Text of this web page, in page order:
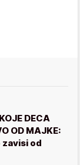
DECA
OD MAJKE:
od